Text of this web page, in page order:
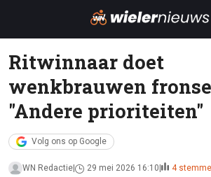
Ritwinnaar doet
wenkbrauwen
"Andere prioriteiten"
Volg ons op Google
WN Redactie 29 mei 2026 16:10 4